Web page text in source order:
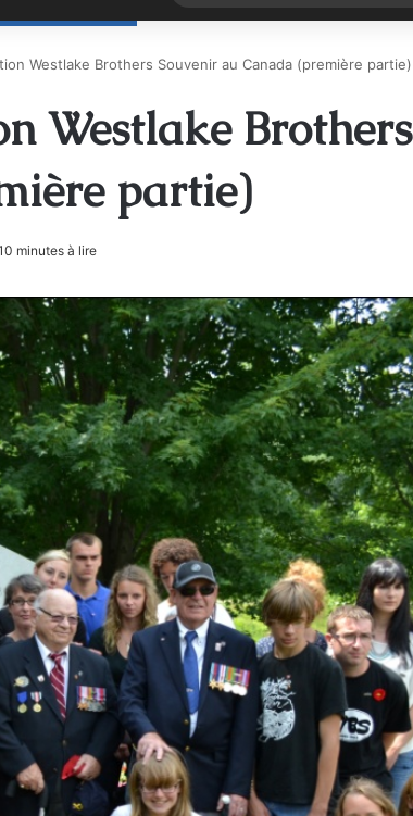
Westlake Brothers Souvenir au Canada (première partie)
Westlake Brothers
partie)
minutes à lire